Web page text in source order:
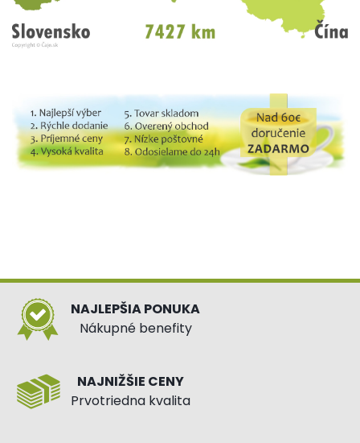
NAJLEPŠIA PONUKA
Nákupné benefity
NAJNIŽŠIE CENY
Prvotriedna kvalita